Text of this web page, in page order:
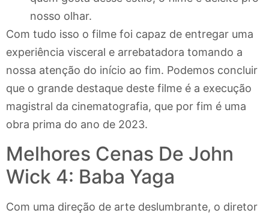
nosso olhar.
Com tudo isso o filme foi capaz de entregar uma
experiência visceral e arrebatadora tomando a
nossa atenção do início ao fim. Podemos concluir
que o grande destaque deste filme é a execução
magistral da cinematografia, que por fim é uma
obra prima do ano de 2023.
Melhores Cenas De John
Wick 4: Baba Yaga
Com uma direção de arte deslumbrante, o diretor